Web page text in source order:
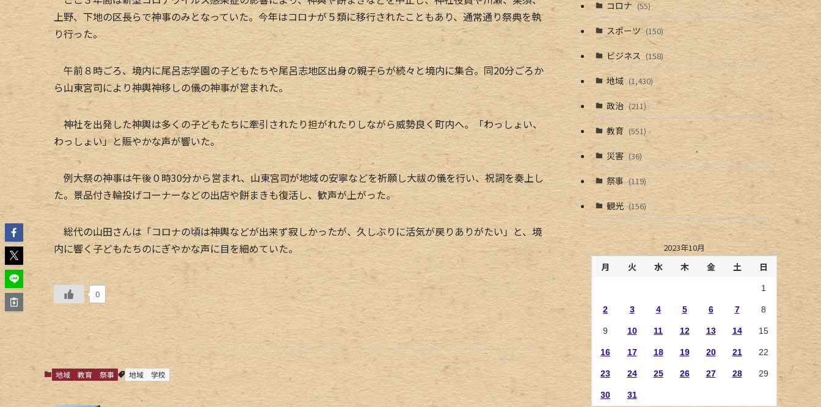
上野、下地の区長らで神事のみとなっていた。今年はコロナが５類に移行されたこともあり、通常通り祭典を執
り行った。
午前８時ごろ、境内に尾呂志学園の子どもたちや尾呂志地区出身の親子らが続々と境内に集合。同20分ごろか
ら山東宮司により神輿神移しの儀の神事が営まれた。
神社を出発した神輿は多くの子どもたちに牽引されたり担がれたりしながら威勢良く町内へ。「わっしょい、
わっしょい」と賑やかな声が響いた。
例大祭の神事は午後０時30分から営まれ、山東宮司が地域の安寧などを祈願し大祓の儀を行い、祝詞を奏上し
た。景品付き輪投げコーナーなどの出店や餅まきも復活し、歓声が上がった。
総代の山田さんは「コロナの頃は神輿などが出来ず寂しかったが、久しぶりに活気が戻りありがたい」と、境
内に響く子どもたちのにぎやかな声に目を細めていた。
0
地域 教育 祭事 地域 学校
コロナ (55)
スポーツ (150)
ビジネス (158)
地域 (1,430)
政治 (211)
教育 (551)
災害 (36)
祭事 (119)
観光 (156)
2023年10月
月 火 水 木 金 土 日
1
2 3 4 5 6 7 8
9 10 11 12 13 14 15
16 17 18 19 20 21 22
23 24 25 26 27 28 29
30 31